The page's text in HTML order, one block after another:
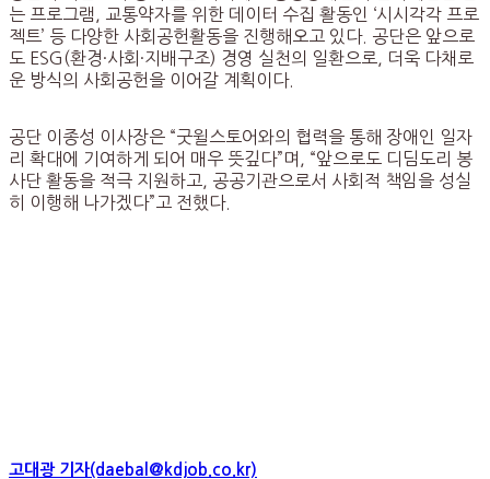
는 프로그램, 교통약자를 위한 데이터 수집 활동인 ‘시시각각 프로
젝트’ 등 다양한 사회공헌활동을 진행해오고 있다. 공단은 앞으로
도 ESG(환경·사회·지배구조) 경영 실천의 일환으로, 더욱 다채로
운 방식의 사회공헌을 이어갈 계획이다.
공단 이종성 이사장은 “굿윌스토어와의 협력을 통해 장애인 일자
리 확대에 기여하게 되어 매우 뜻깊다”며, “앞으로도 디딤도리 봉
사단 활동을 적극 지원하고, 공공기관으로서 사회적 책임을 성실
히 이행해 나가겠다”고 전했다.
고대광 기자(daebal@kdjob.co.kr)